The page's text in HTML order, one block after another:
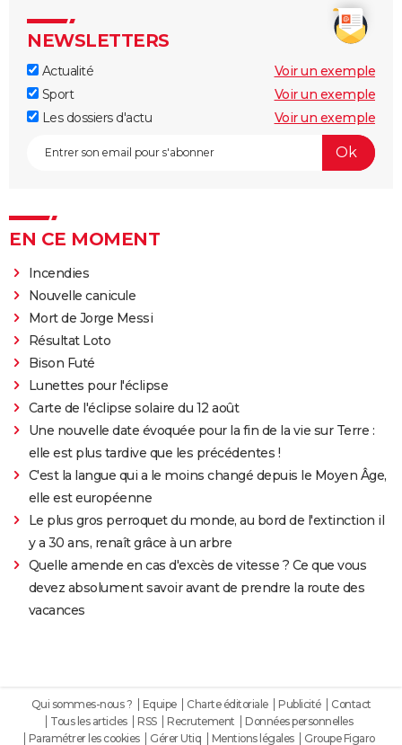
NEWSLETTERS
Actualité
Voir un exemple
Sport
Voir un exemple
Les dossiers d'actu
Voir un exemple
EN CE MOMENT
Incendies
Nouvelle canicule
Mort de Jorge Messi
Résultat Loto
Bison Futé
Lunettes pour l'éclipse
Carte de l'éclipse solaire du 12 août
Une nouvelle date évoquée pour la fin de la vie sur Terre :
elle est plus tardive que les précédentes !
C'est la langue qui a le moins changé depuis le Moyen Âge,
elle est européenne
Le plus gros perroquet du monde, au bord de l'extinction il
y a 30 ans, renaît grâce à un arbre
Quelle amende en cas d'excès de vitesse ? Ce que vous
devez absolument savoir avant de prendre la route des
vacances
Qui sommes-nous ? Equipe Charte éditoriale Publicité
Contact
Tous les articles
RSS Recrutement
Données personnelles
Paramétrer les cookies
Gérer Utiq Mentions légales Groupe Figaro